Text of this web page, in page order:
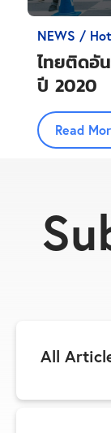
NEWS /
ไทยติดอั
ปี 2020
Read
All